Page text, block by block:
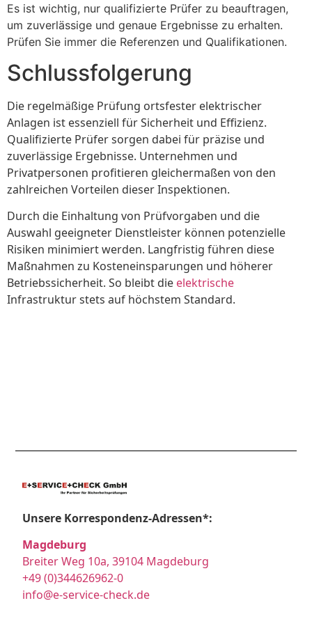
Es ist wichtig, nur qualifizierte Prüfer zu beauftragen,
um zuverlässige und genaue Ergebnisse zu erhalten.
Prüfen Sie immer die Referenzen und Qualifikationen.
Schlussfolgerung
Die regelmäßige Prüfung ortsfester elektrischer
Anlagen ist essenziell für Sicherheit und Effizienz.
Qualifizierte Prüfer sorgen dabei für präzise und
zuverlässige Ergebnisse. Unternehmen und
Privatpersonen profitieren gleichermaßen von den
zahlreichen Vorteilen dieser Inspektionen.
Durch die Einhaltung von Prüfvorgaben und die
Auswahl geeigneter Dienstleister können potenzielle
Risiken minimiert werden. Langfristig führen diese
Maßnahmen zu Kosteneinsparungen und höherer
Betriebssicherheit. So bleibt die elektrische
Infrastruktur stets auf höchstem Standard.
Unsere Korrespondenz-Adressen*:
Magdeburg
Breiter Weg 10a, 39104 Magdeburg
+49 (0)344626962-0
info@e-service-check.de